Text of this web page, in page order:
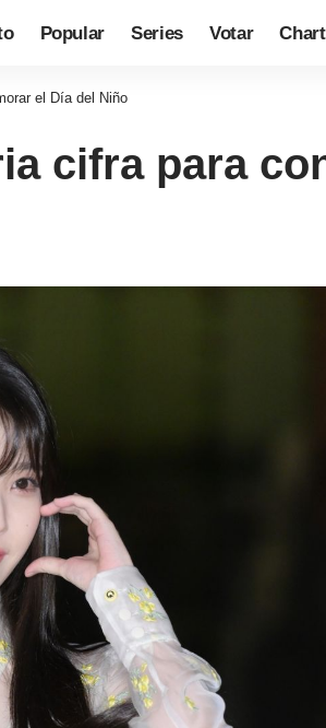
Popular Series Votar
el Día del Niño
cifra para